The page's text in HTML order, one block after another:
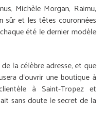
Michèle Morgan, Raimu,
sûr et les têtes couronnées
été le dernier modèle
la célèbre adresse, et que
d’ouvrir une boutique à
à Saint-Tropez et
sans doute le secret de la